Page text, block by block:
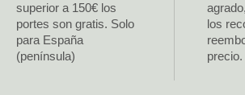
superior a 150€ los
portes son gratis. Solo
para España
(península)
los
precio.